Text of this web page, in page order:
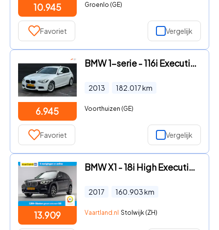
10.945 Groenlo (GE)
Favoriet Vergelijk
6.945
BMW 1-serie - 116i Executive M-Sport | Xenon | Alcantara | Stoelverwarming
2013 182.017km
Voorthuizen (GE)
Favoriet Vergelijk
13.909
BMW X1 - 18i High Executive [ Panoramadak Trekhaak Navi Half Leder St
2017 160.903km
Vaartland.nl Stolwijk (ZH)